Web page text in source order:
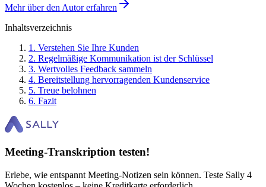
Mehr über den Autor erfahren
Inhaltsverzeichnis
1 . Verstehen Sie Ihre Kunden
2. Regelmäßige Kommunikation ist der Schlüssel
3. Wertvolles Feedback sammeln
4. Bereitstellung hervorragenden Kundenservice
5. Treue belohnen
6. Fazit
Meeting-Transkription testen!
Erlebe, wie entspannt Meeting-Notizen sein können. Teste Sally 4